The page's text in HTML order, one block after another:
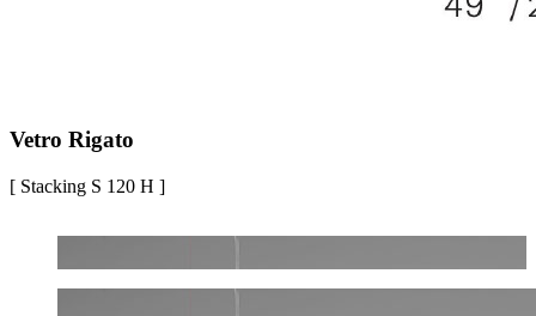
Vetro Rigato
[ Stacking S 120 H ]